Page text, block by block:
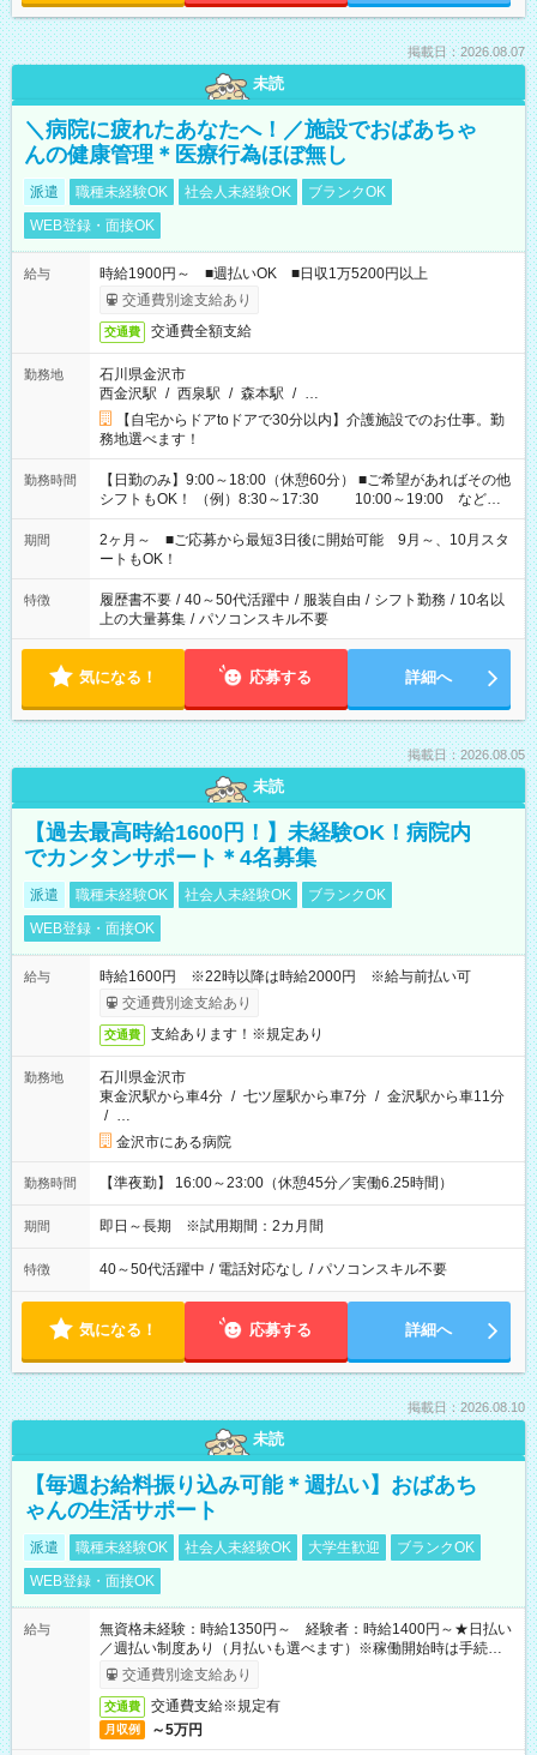
掲載日：2026.08.07
未読
＼病院に疲れたあなたへ！／施設でおばあちゃ
んの健康管理＊医療行為ほぼ無し
派遣 職種未経験OK 社会人未経験OK
ブランクOK
WEB登録・面接OK
給与
時給1900円～ ■週払いOK ■日収1万5200円以上
交通費別途支給あり
交通費 交通費全額支給
勤務地
石川県金沢市
西金沢駅 / 西泉駅 / 森本駅 / …
【自宅からドアtoドアで30分以内】介護施設でのお仕事。勤
務地選べます！
勤務時間
【日勤のみ】9:00～18:00（休憩60分） ■ご希望があればその他
シフトもOK！ （例）8:30～17:30 10:00～19:00 など
「家族とお休みを合わせたい」 「できれば残業はしたくない」
など、あなたのご希望に沿ったお仕事をご紹介します！ ※Wワ
ーク希望の方へ 今ご覧のお仕事で希望する勤務時間と、もう1つ
のお仕事の勤務時間。 合計で週40時間を超える場合は応募でき
ません
期間
2ヶ月～ ■ご応募から最短3日後に開始可能 9月～、10月スタ
ートもOK！
特徴 履歴書不要 / 40～50代活躍中 / 服装自由 / シフト勤務 / 10名以
上の大量募集 / パソコンスキル不要
気になる！ 応募する 詳細へ
掲載日：2026.08.05
未読
【過去最高時給1600円！】未経験OK！病院内
でカンタンサポート＊4名募集
派遣 職種未経験OK 社会人未経験OK
ブランクOK
WEB登録・面接OK
給与
時給1600円 ※22時以降は時給2000円 ※給与前払い可
交通費別途支給あり
交通費 支給あります！※規定あり
勤務地
石川県金沢市
東金沢駅から車4分 / 七ツ屋駅から車7分 / 金沢駅から車11分
/ …
金沢市にある病院
勤務時間 【準夜勤】 16:00～23:00（休憩45分／実働6.25時間）
期間 即日～長期 ※試用期間：2カ月間
特徴 40～50代活躍中 / 電話対応なし / パソコンスキル不要
気になる！ 応募する 詳細へ
掲載日：2026.08.10
未読
【毎週お給料振り込み可能＊週払い】おばあち
ゃんの生活サポート
派遣 職種未経験OK 社会人未経験OK 大学生歓迎
ブランクOK
WEB登録・面接OK
給与
無資格未経験：時給1350円～ 経験者：時給1400円～★日払い
／週払い制度あり（月払いも選べます）※稼働開始時は手続き完
了次第のお支払いとなります。
交通費別途支給あり
交通費 交通費支給※規定有
月収例 ～5万円